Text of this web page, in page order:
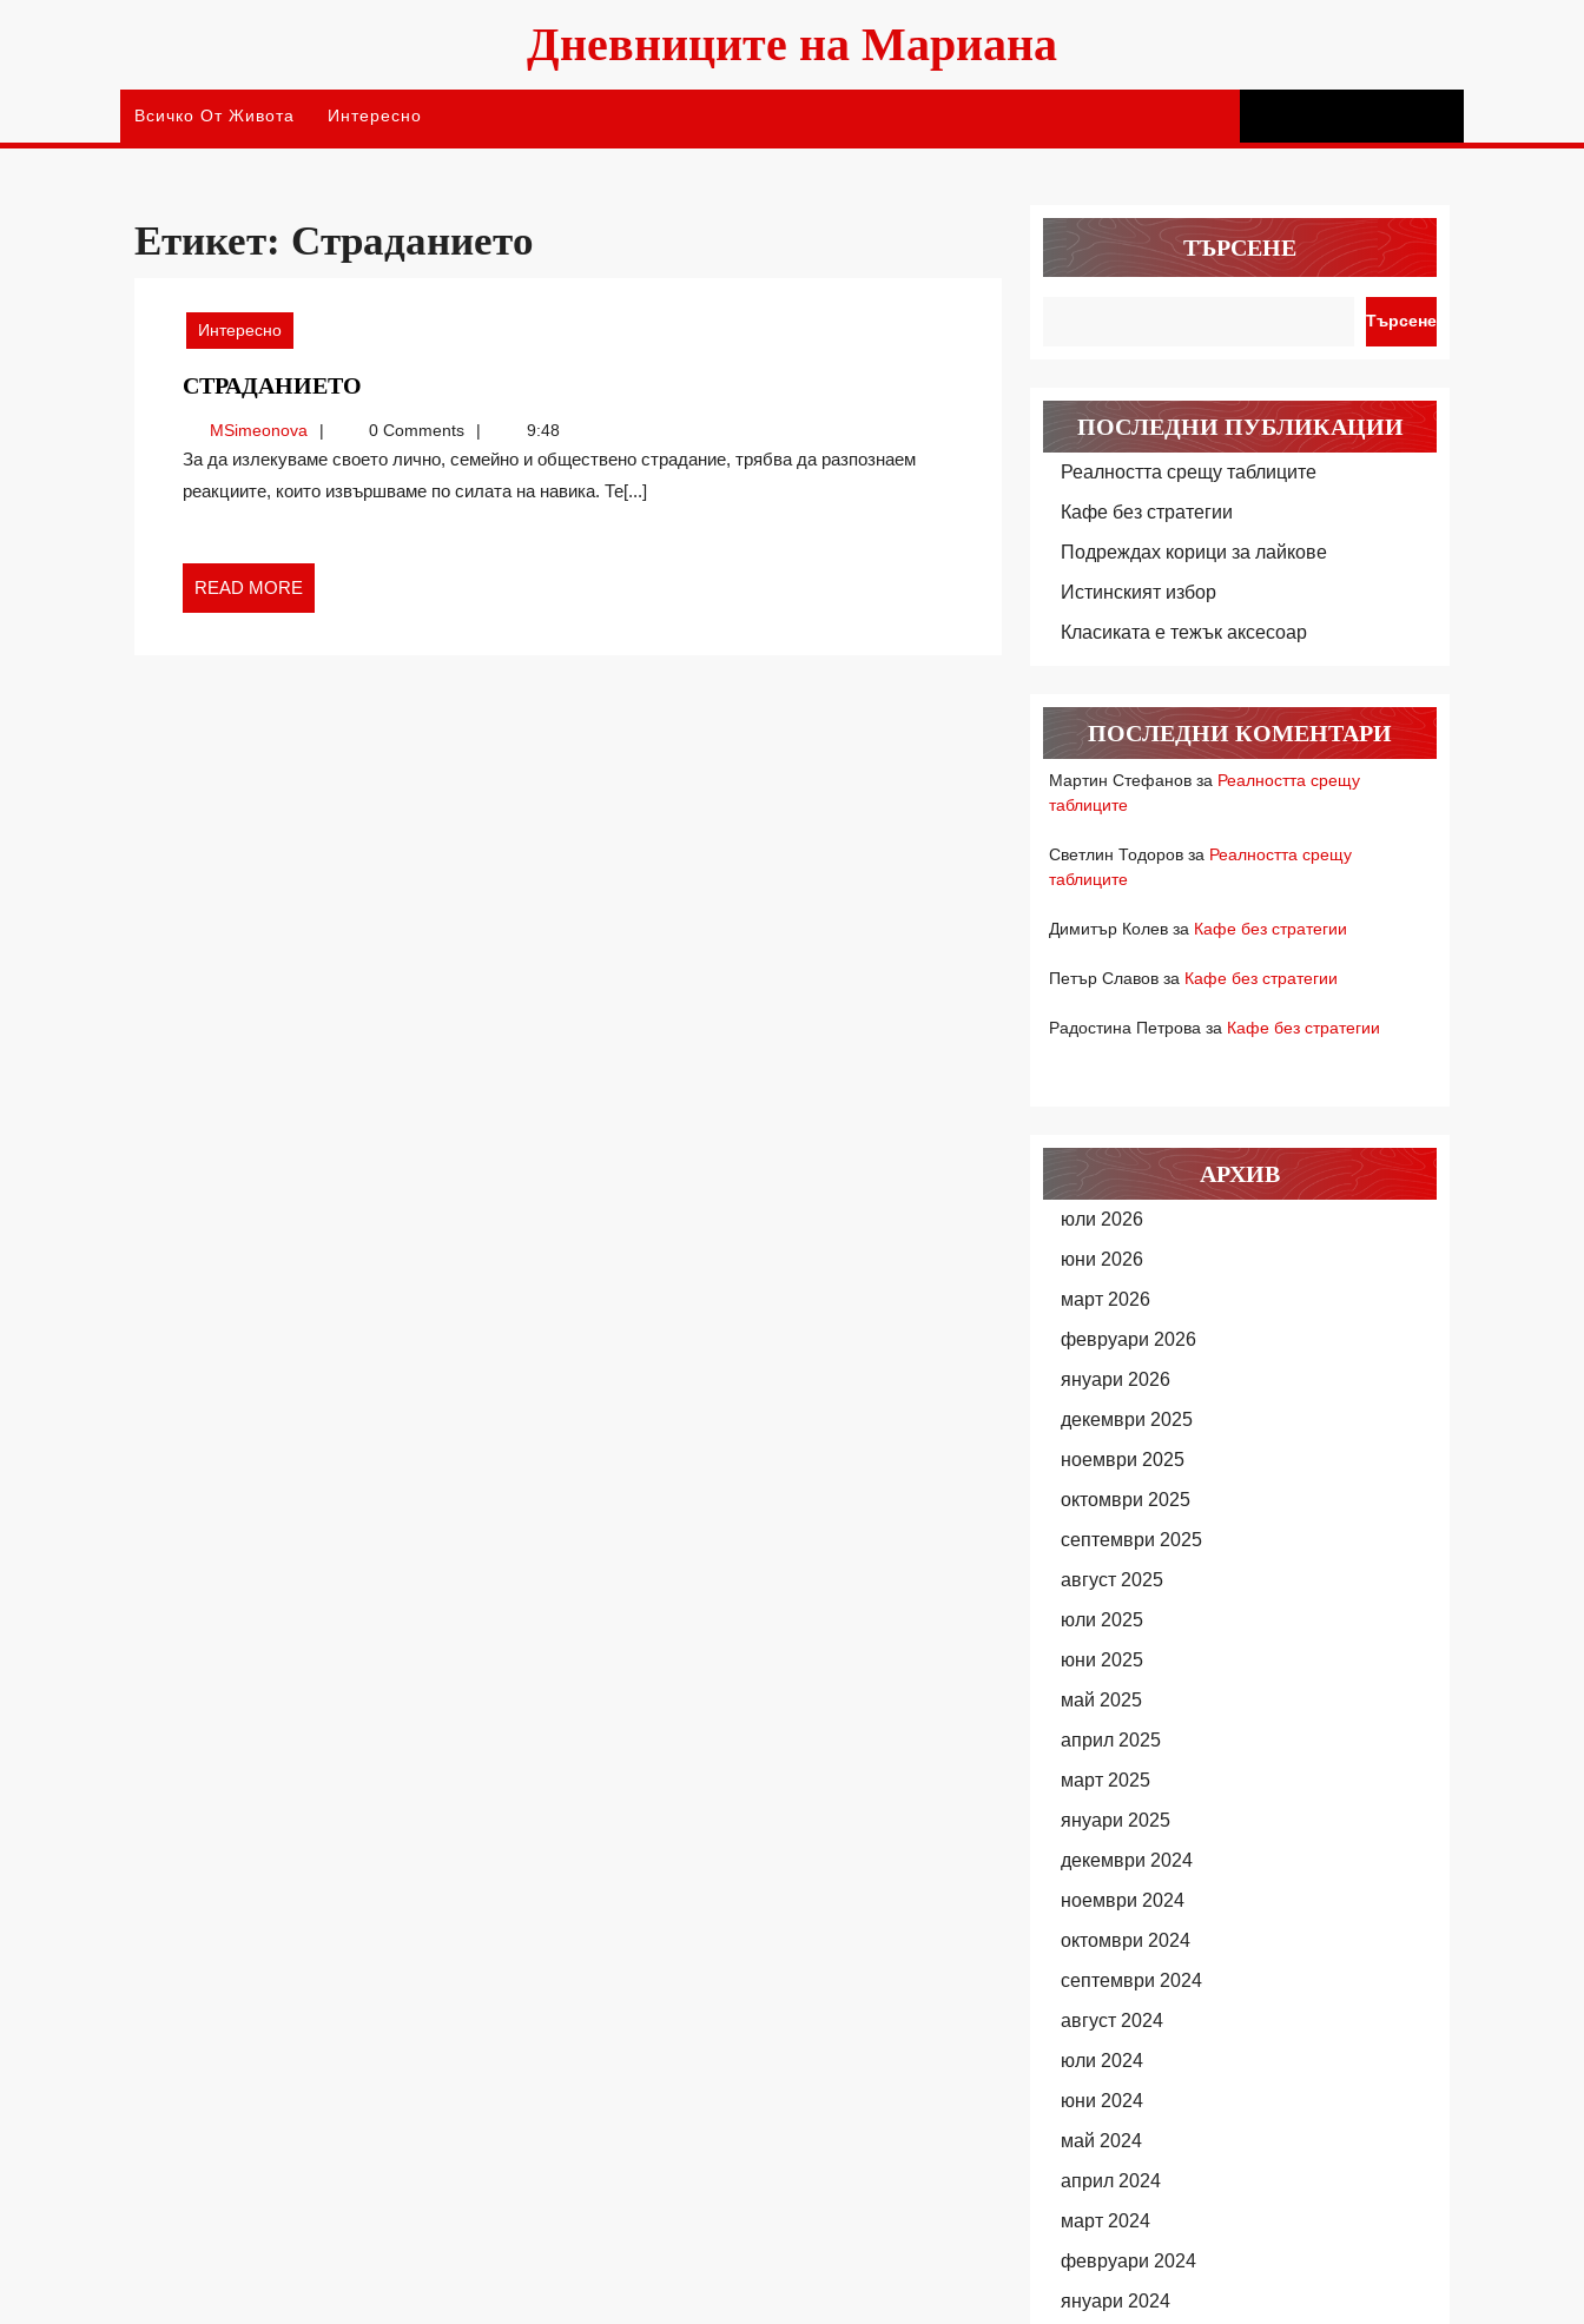
Дневниците на Мариана
Всичко От Живота Интересно
Етикет: Страданието
Интересно
СТРАДАНИЕТО
MSimeonovaMSimeonova0 Comments 9:48
За да излекуваме своето лично, семейно и обществено страдание, трябва да разпознаем
реакциите, които извършваме по силата на навика. Те[...]
READ MORE
MORE
ТЪРСЕНЕ
Търсене
ПОСЛЕДНИ ПУБЛИКАЦИИ
Реалността срещу таблиците
Кафе без стратегии
Подреждах корици за лайкове
Истинският избор
Класиката е тежък аксесоар
ПОСЛЕДНИ КОМЕНТАРИ
Мартин Стефанов за Реалността срещу
таблиците
Светлин Тодоров за Реалността срещу
таблиците
Димитър Колев за Кафе без стратегии
Петър Славов за Кафе без стратегии
Радостина Петрова за Кафе без стратегии
АРХИВ
юли 2026
юни 2026
март 2026
февруари 2026
януари 2026
декември 2025
ноември 2025
октомври 2025
септември 2025
август 2025
юли 2025
юни 2025
май 2025
април 2025
март 2025
януари 2025
декември 2024
ноември 2024
октомври 2024
септември 2024
август 2024
юли 2024
юни 2024
май 2024
април 2024
март 2024
февруари 2024
януари 2024